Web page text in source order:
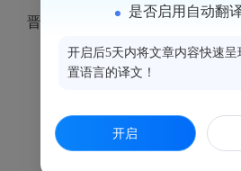
晋安区王庄街道珠宝路2号珠宝城
方式：详见其他补充事宜
售价：￥100.0元（人民币）
是否启用自动翻
开启后5天内将文章内容快速
置语言的译文！
开启